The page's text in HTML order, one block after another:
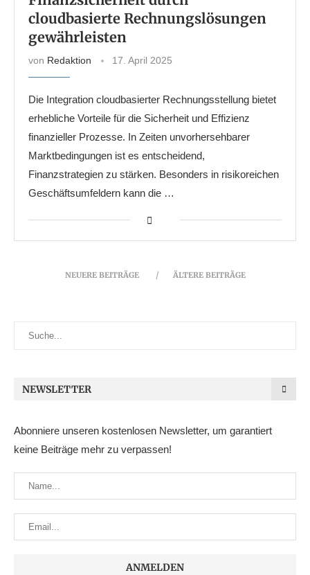
cloudbasierte Rechnungslösungen
gewährleisten
von Redaktion 17. April 2025
Die Integration cloudbasierter Rechnungsstellung bietet
erhebliche Vorteile für die Sicherheit und Effizienz
finanzieller Prozesse. In Zeiten unvorhersehbarer
Marktbedingungen ist es entscheidend,
Finanzstrategien zu stärken. Besonders in risikoreichen
Geschäftsumfeldern kann die …
NEUERE BEITRÄGE ÄLTERE BEITRÄGE
NEWSLETTER
Abonniere unseren kostenlosen Newsletter, um garantiert
keine Beiträge mehr zu verpassen!